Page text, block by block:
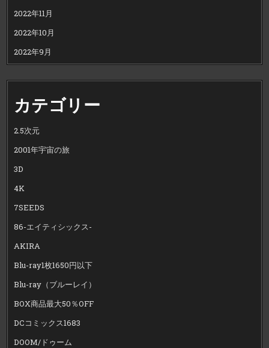
2022年11月
2022年10月
2022年9月
カテゴリー
2.5次元
2001年宇宙の旅
3D
4K
7SEEDS
86-エイティシックス-
AKIRA
Blu-ray1枚1650円以下
Blu-ray（ブルーレイ）
BOX商品最大50％OFF
DCコミックス1683
DOOM/ドゥーム